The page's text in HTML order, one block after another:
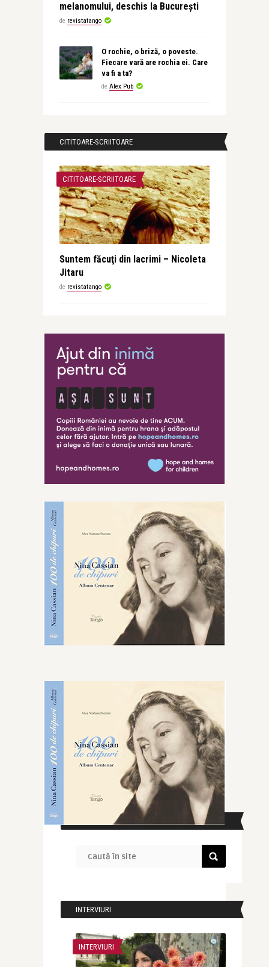
melanomului, deschis la București
de revistatango
O rochie, o briză, o poveste.
Fiecare vară are rochia ei. Care
va fi a ta?
de Alex Pub
CITITOARE-SCRIITOARE
CITITOARE-SCRIITOARE
Suntem făcuţi din lacrimi – Nicoleta
Jitaru
de revistatango
CAUTĂ ÎN SITE
INTERVIURI
INTERVIURI